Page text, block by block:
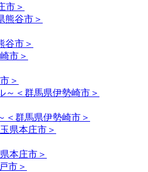
市＞
谷市＞
＞
＜群馬県伊勢崎市＞
本庄市＞